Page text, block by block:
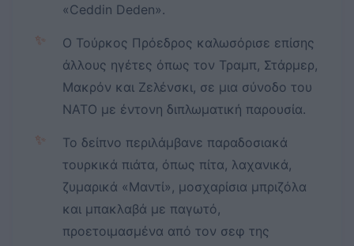
«Ceddin Deden».
✨
Ο Τούρκος Πρόεδρος καλωσόρισε επίσης
άλλους ηγέτες όπως τον Τραμπ, Στάρμερ,
Μακρόν και Ζελένσκι, σε μια σύνοδο του
ΝΑΤΟ με έντονη διπλωματική παρουσία.
✨
Το δείπνο περιλάμβανε παραδοσιακά
τουρκικά πιάτα, όπως πίτα, λαχανικά,
ζυμαρικά «Μαντί», μοσχαρίσια μπριζόλα
και μπακλαβά με παγωτό,
προετοιμασμένα από τον σεφ της